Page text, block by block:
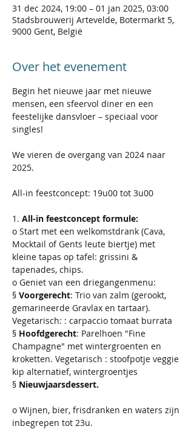
31 dec 2024, 19:00 – 01 jan 2025, 03:00
Stadsbrouwerij Artevelde, Botermarkt 5,
9000 Gent, België
Over het evenement
Begin het nieuwe jaar met nieuwe
mensen, een sfeervol diner en een
feestelijke dansvloer – speciaal voor
singles!
We vieren de overgang van 2024 naar
2025.
All-in feestconcept: 19u00 tot 3u00
1. All-in feestconcept formule:
o Start met een welkomstdrank (Cava,
Mocktail of Gents leute biertje) met
kleine tapas op tafel: grissini &
tapenades, chips.
o Geniet van een driegangenmenu:
§ Voorgerecht: Trio van zalm (gerookt,
gemarineerde Gravlax en tartaar).
Vegetarisch: : carpaccio tomaat burrata
§ Hoofdgerecht: Parelhoen "Fine
Champagne" met wintergroenten en
kroketten. Vegetarisch : stoofpotje veggie
kip alternatief, wintergroentjes
§ Nieuwjaarsdessert.
o Wijnen, bier, frisdranken en waters zijn
inbegrepen tot 23u.